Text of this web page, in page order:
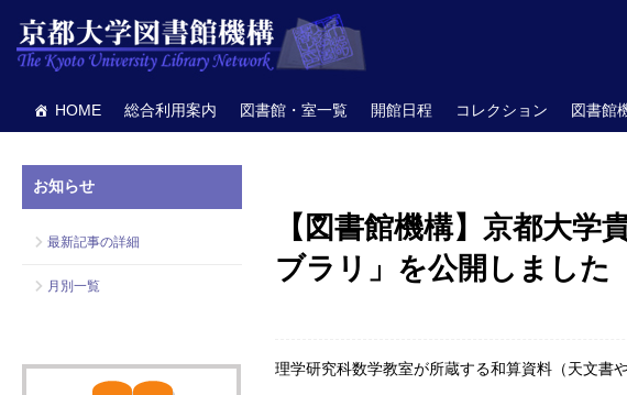
HOME 総合利用案内 図書館・室一覧 開館日程 コレクション 図書館
【図書館機構】京都大
ブラリ」を公開しました
理学研究科数学教室が所蔵する和算資料（天文書
お知らせ
最新記事の詳細
月別一覧